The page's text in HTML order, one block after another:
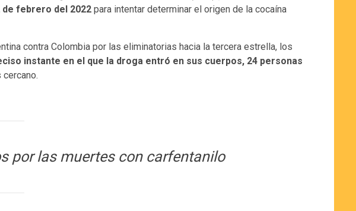
de febrero del 2022 para intentar determinar el origen de la cocaína
contra Colombia por las eliminatorias hacia la tercera estrella, los
instante en el que la droga entró en sus cuerpos, 24 personas
por las muertes con carfentanilo